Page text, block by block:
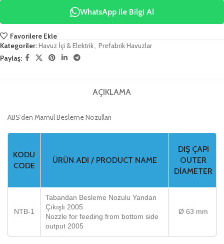
WhatsApp ile Bilgi Al
Favorilere Ekle
Kategoriler:Havuz İçi & Elektrik, Prefabrik Havuzlar
Paylaş:
AÇIKLAMA
ABS’den Mamül Besleme Nozulları
KODU
CODE
ÜRÜN ADI / PRODUCT NAME
DIŞ ÇAPI
OUTER
DIAMETER
NTB-1
Tabandan Besleme Nozulu Yandan
Çıkışlı 2005
Nozzle for feeding from bottom side
output 2005
Ø 63 mm